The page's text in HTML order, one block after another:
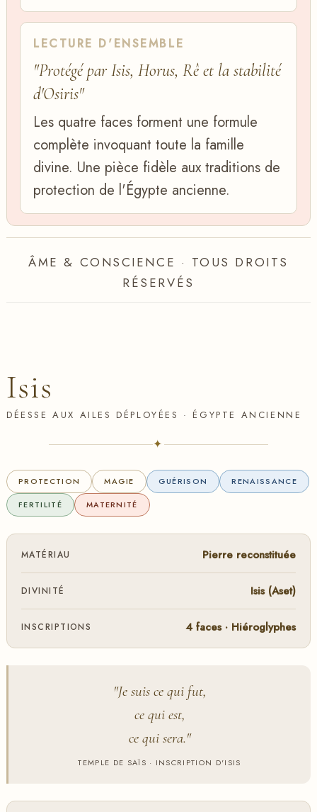
LECTURE D'ENSEMBLE
"Protégé par Isis, Horus, Rê et la stabilité
d'Osiris"
Les quatre faces forment une formule
complète invoquant toute la famille
divine. Une pièce fidèle aux traditions de
protection de l'Égypte ancienne.
ÂME & CONSCIENCE · TOUS DROITS
RÉSERVÉS
Isis
DÉESSE AUX AILES DÉPLOYÉES · ÉGYPTE ANCIENNE
✦
PROTECTION MAGIE GUÉRISON RENAISSANCE
FERTILITÉ MATERNITÉ
MATÉRIAU Pierre reconstituée
DIVINITÉ Isis (Aset)
INSCRIPTIONS 4 faces · Hiéroglyphes
"Je suis ce qui fut,
ce qui est,
ce qui sera."
TEMPLE DE SAÏS · INSCRIPTION D'ISIS